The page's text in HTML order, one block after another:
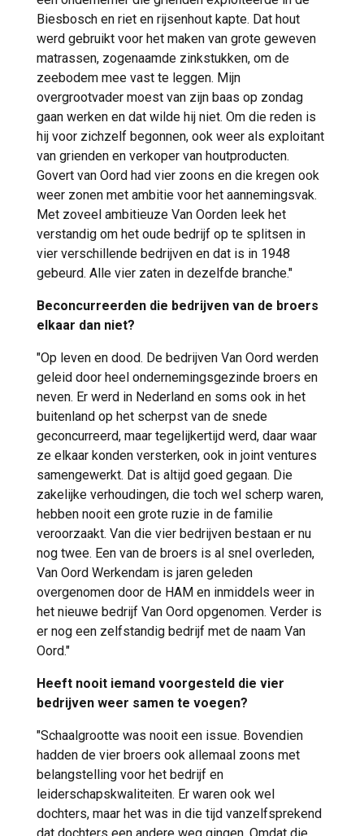
Biesbosch en riet en rijsenhout kapte. Dat hout
werd gebruikt voor het maken van grote geweven
matrassen, zogenaamde zinkstukken, om de
zeebodem mee vast te leggen. Mijn
overgrootvader moest van zijn baas op zondag
gaan werken en dat wilde hij niet. Om die reden is
hij voor zichzelf begonnen, ook weer als exploitant
van grienden en verkoper van houtproducten.
Govert van Oord had vier zoons en die kregen ook
weer zonen met ambitie voor het aannemingsvak.
Met zoveel ambitieuze Van Oorden leek het
verstandig om het oude bedrijf op te splitsen in
vier verschillende bedrijven en dat is in 1948
gebeurd. Alle vier zaten in dezelfde branche."
Beconcurreerden die bedrijven van de broers
elkaar dan niet?
"Op leven en dood. De bedrijven Van Oord werden
geleid door heel ondernemingsgezinde broers en
neven. Er werd in Nederland en soms ook in het
buitenland op het scherpst van de snede
geconcurreerd, maar tegelijkertijd werd, daar waar
ze elkaar konden versterken, ook in joint ventures
samengewerkt. Dat is altijd goed gegaan. Die
zakelijke verhoudingen, die toch wel scherp waren,
hebben nooit een grote ruzie in de familie
veroorzaakt. Van die vier bedrijven bestaan er nu
nog twee. Een van de broers is al snel overleden,
Van Oord Werkendam is jaren geleden
overgenomen door de HAM en inmiddels weer in
het nieuwe bedrijf Van Oord opgenomen. Verder is
er nog een zelfstandig bedrijf met de naam Van
Oord."
Heeft nooit iemand voorgesteld die vier
bedrijven weer samen te voegen?
"Schaalgrootte was nooit een issue. Bovendien
hadden de vier broers ook allemaal zoons met
belangstelling voor het bedrijf en
leiderschapskwaliteiten. Er waren ook wel
dochters, maar het was in die tijd vanzelfsprekend